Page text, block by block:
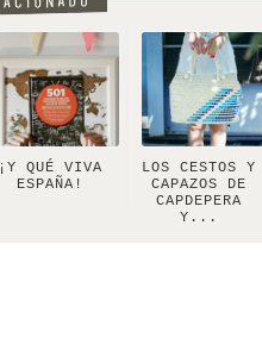
¡Y QUÉ VIVA
ESPAÑA!
LOS CESTOS Y
CAPAZOS DE
CAPDEPERA
Y...